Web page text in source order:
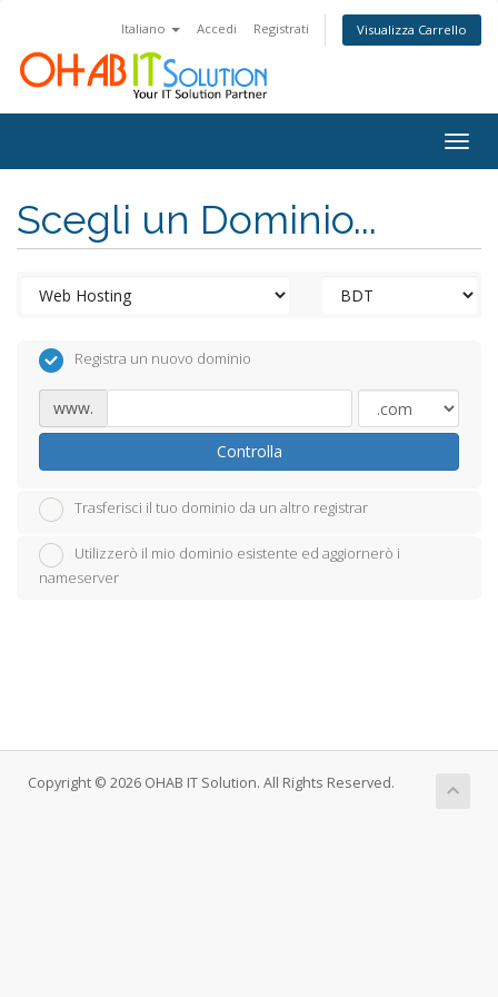
Italiano Accedi Registrati Visualizza Carrello
Scegli un Dominio...
Registra un nuovo dominio
www.
Controlla
Trasferisci il tuo dominio da un altro registrar
Utilizzerò il mio dominio esistente ed aggiornerò i
nameserver
Copyright © 2026 OHAB IT Solution. All Rights Reserved.